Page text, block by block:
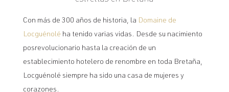
Con más de 300 años de historia, la Domaine de
Locguénolé ha tenido varias vidas. Desde su nacimiento
posrevolucionario hasta la creación de un
establecimiento hotelero de renombre en toda Bretaña,
Locguénolé siempre ha sido una casa de mujeres y
corazones.